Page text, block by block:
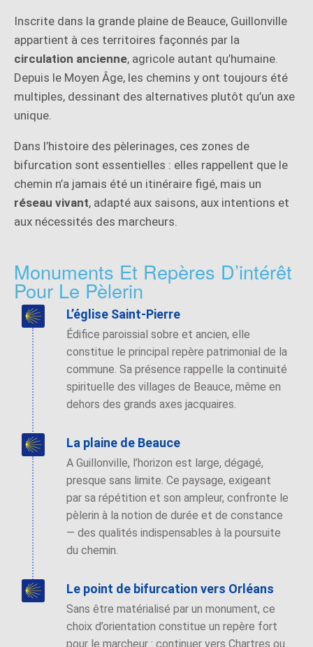
Inscrite dans la grande plaine de Beauce, Guillonville
appartient à ces territoires façonnés par la
circulation ancienne, agricole autant qu’humaine.
Depuis le Moyen Âge, les chemins y ont toujours été
multiples, dessinant des alternatives plutôt qu’un axe
unique.
Dans l’histoire des pèlerinages, ces zones de
bifurcation sont essentielles : elles rappellent que le
chemin n’a jamais été un itinéraire figé, mais un
réseau vivant, adapté aux saisons, aux intentions et
aux nécessités des marcheurs.
Monuments Et Repères D’intérêt
Pour Le Pèlerin
L’église Saint-Pierre
Édifice paroissial sobre et ancien, elle
constitue le principal repère patrimonial de la
commune. Sa présence rappelle la continuité
spirituelle des villages de Beauce, même en
dehors des grands axes jacquaires.
La plaine de Beauce
A Guillonville, l’horizon est large, dégagé,
presque sans limite. Ce paysage, exigeant
par sa répétition et son ampleur, confronte le
pèlerin à la notion de durée et de constance
— des qualités indispensables à la poursuite
du chemin.
Le point de bifurcation vers Orléans
Sans être matérialisé par un monument, ce
choix d’orientation constitue un repère fort
pour le marcheur : continuer vers Chartres ou